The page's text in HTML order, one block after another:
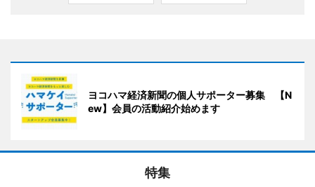
ヨコハマ経済新聞の個人サポーター募集 【N
ew】会員の活動紹介始めます
特集